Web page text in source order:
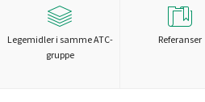
Legemidler i samme ATC-
gruppe
Referanser